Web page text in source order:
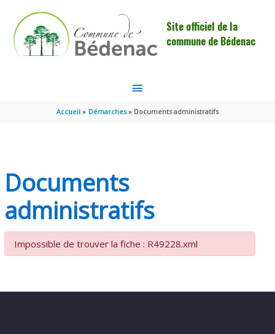
Site officiel de la
commune de Bédenac
MENU
PRINCIPAL
Accueil Démarches Documents administratifs
Documents
administratifs
Impossible de trouver la fiche : R49228.xml